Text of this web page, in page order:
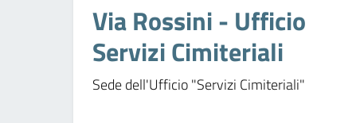
Via Rossini - Ufficio
Servizi Cimiteriali
Sede dell'Ufficio "Servizi Cimiteriali"